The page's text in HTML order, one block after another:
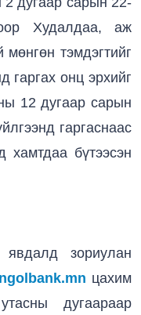
Худалдаа, аж
тэмдэгтийг
гаргах онц эрхийг
12 дугаар сарын
гаргаснаас
хамтдаа бүтээсэн
зориулан
цахим
дугаараар